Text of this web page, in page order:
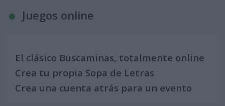
Juegos online
El clásico Buscaminas, totalmente online
Crea tu propia Sopa de Letras
Crea una cuenta atrás para un evento